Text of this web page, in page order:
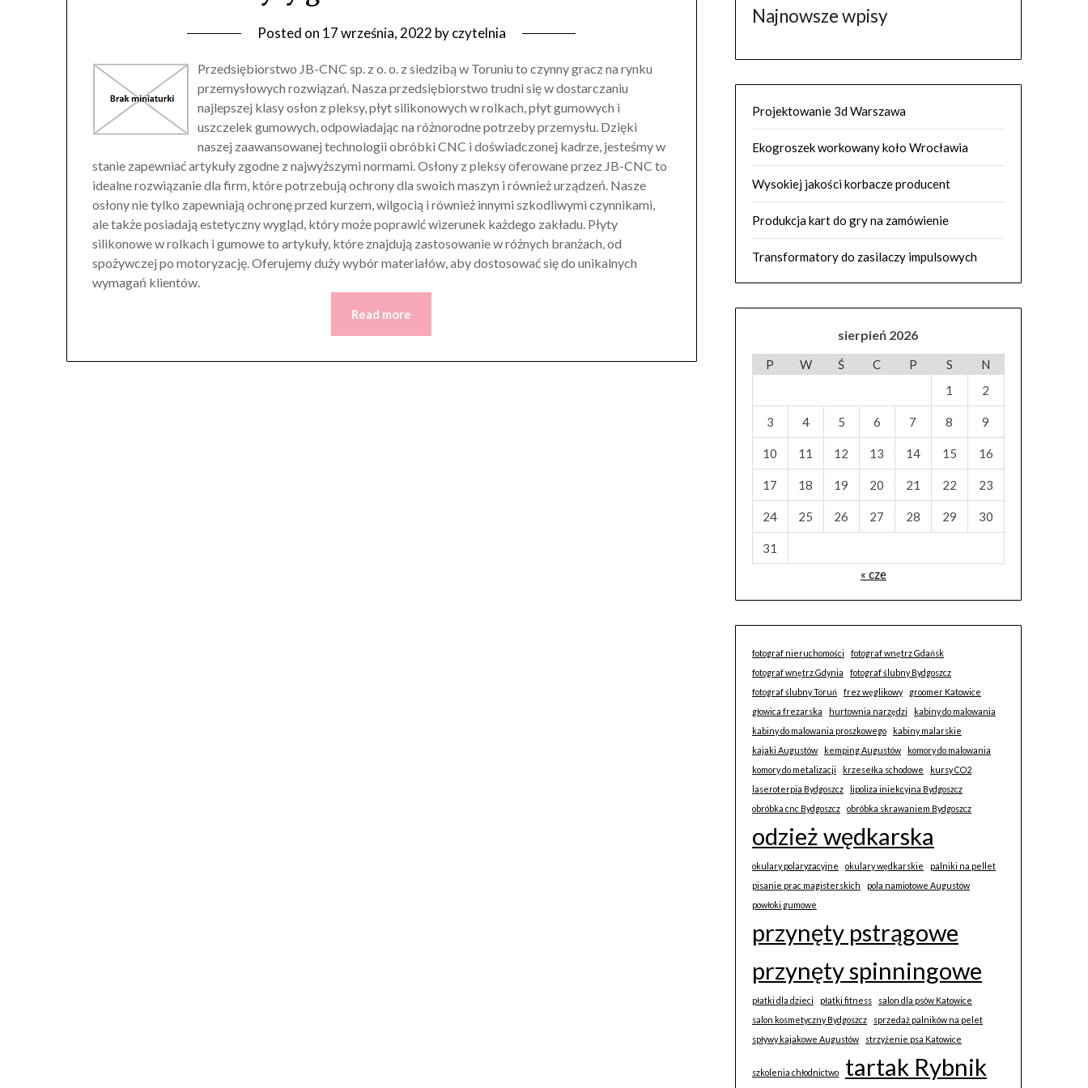
Posted on 17 września, 2022 byczytelnia
Przedsiębiorstwo JB-CNC sp. z o. o. z siedzibą w Toruniu to czynny gracz na rynku
przemysłowych rozwiązań. Nasza przedsiębiorstwo trudni się w dostarczaniu
najlepszej klasy osłon z pleksy, płyt silikonowych w rolkach, płyt gumowych i
uszczelek gumowych, odpowiadając na różnorodne potrzeby przemysłu. Dzięki
naszej zaawansowanej technologii obróbki CNC i doświadczonej kadrze, jesteśmy w
stanie zapewniać artykuły zgodne z najwyższymi normami. Osłony z pleksy oferowane przez JB-CNC to
idealne rozwiązanie dla firm, które potrzebują ochrony dla swoich maszyn i również urządzeń. Nasze
osłony nie tylko zapewniają ochronę przed kurzem, wilgocią i również innymi szkodliwymi czynnikami,
ale także posiadają estetyczny wygląd, który może poprawić wizerunek każdego zakładu. Płyty
silikonowe w rolkach i gumowe to artykuły, które znajdują zastosowanie w różnych branżach, od
spożywczej po motoryzację. Oferujemy duży wybór materiałów, aby dostosować się do unikalnych
wymagań klientów.
Read more
Najnowsze wpisy
Projektowanie 3d Warszawa
Ekogroszek workowany koło Wrocławia
Wysokiej jakości korbacze producent
Produkcja kart do gry na zamówienie
Transformatory do zasilaczy impulsowych
sierpień 2026
P W Ś C P S
N
1
2
3 4 5 6 7 8 9
10 11 12 13 14 15 16
17 18 19 20 21 22 23
24 25 26 27 28 29 30
31
« cze
fotograf nieruchomości
fotograf wnętrz Gdańsk
fotograf wnętrz Gdynia
fotograf ślubny Bydgoszcz
fotograf ślubny Toruń
frez węglikowy
groomer Katowice
głowica frezarska
hurtownia narzędzi
kabiny do malowania
kabiny do malowania proszkowego
kabiny malarskie
kajaki Augustów
kemping Augustów
komory do malowania
komory do metalizacji
krzesełka schodowe
kursy CO2
laseroterpia Bydgoszcz
lipoliza iniekcyjna Bydgoszcz
obróbka cnc Bydgoszcz
obróbka skrawaniem Bydgoszcz
odzież wędkarska
okulary polaryzacyjne okulary wędkarskie
palniki na pellet
pisanie prac magisterskich
pola namiotowe Augustów
powłoki gumowe
przynęty pstrągowe
przynęty spinningowe
płatki dla dzieci płatki fitness
salon dla psów Katowice
salon kosmetyczny Bydgoszcz
sprzedaż palników na pelet
spływy kajakowe Augustów
strzyżenie psa Katowice
szkolenia chłodnictwo tartak Rybnik